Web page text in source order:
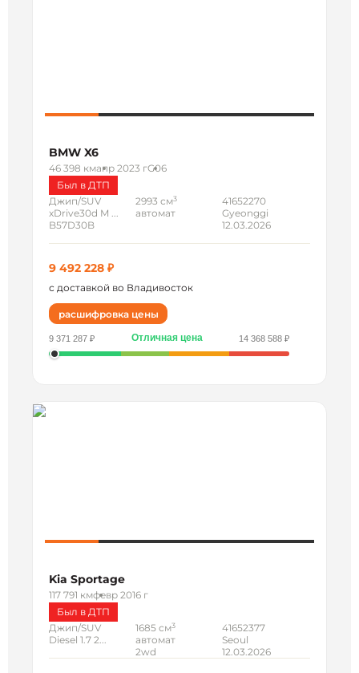
BMW X6
46 398 кмапр 2023 гG06
Был в ДТП
Джип/SUV
xDrive30d M ...
B57D30B
2993 см3
автомат
41652270
Gyeonggi
12.03.2026
9 492 228 ₽
с доставкой во Владивосток
расшифровка цены
9 371 287 ₽ Отличная цена 14 368 588 ₽
Kia Sportage
117 791 кмфевр 2016 г
Был в ДТП
Джип/SUV
Diesel 1.7 2...
1685 см3
автомат
2wd
41652377
Seoul
12.03.2026